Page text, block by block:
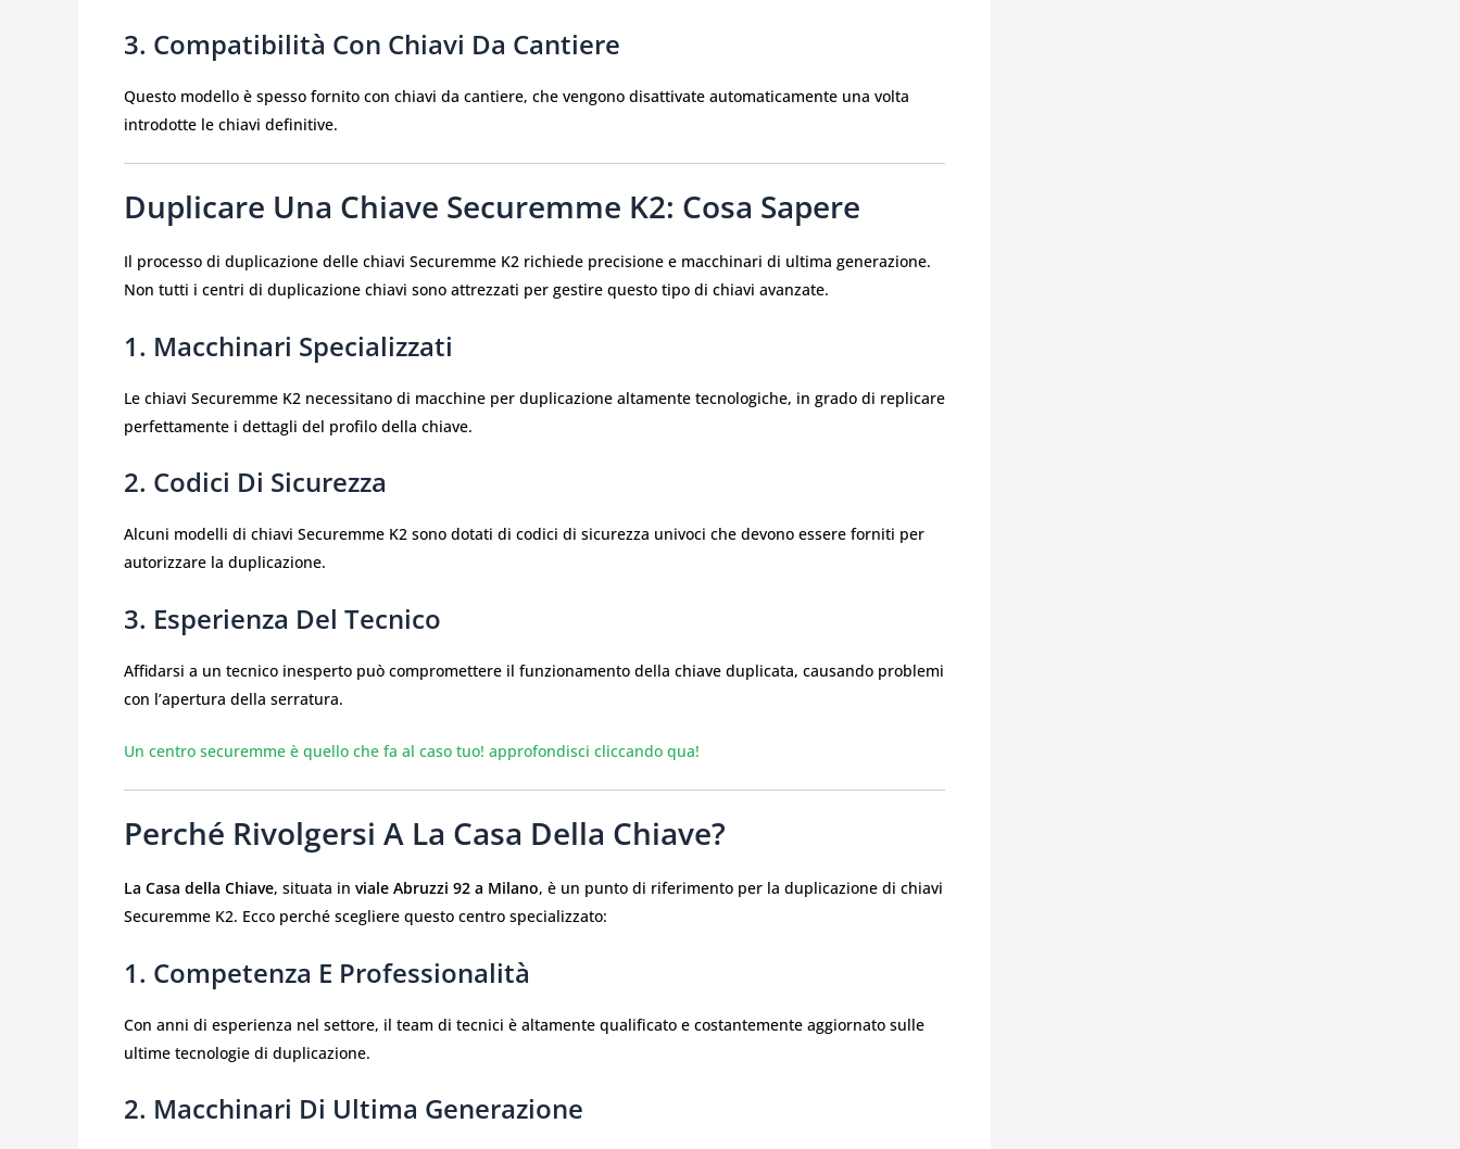
3. Compatibilità Con Chiavi Da Cantiere
Questo modello è spesso fornito con chiavi da cantiere, che vengono disattivate automaticamente una volta
introdotte le chiavi definitive.
Duplicare Una Chiave Securemme K2: Cosa Sapere
Il processo di duplicazione delle chiavi Securemme K2 richiede precisione e macchinari di ultima generazione.
Non tutti i centri di duplicazione chiavi sono attrezzati per gestire questo tipo di chiavi avanzate.
1. Macchinari Specializzati
Le chiavi Securemme K2 necessitano di macchine per duplicazione altamente tecnologiche, in grado di replicare
perfettamente i dettagli del profilo della chiave.
2. Codici Di Sicurezza
Alcuni modelli di chiavi Securemme K2 sono dotati di codici di sicurezza univoci che devono essere forniti per
autorizzare la duplicazione.
3. Esperienza Del Tecnico
Affidarsi a un tecnico inesperto può compromettere il funzionamento della chiave duplicata, causando problemi
con l’apertura della serratura.
Un centro securemme è quello che fa al caso tuo! approfondisci cliccando qua!
Perché Rivolgersi A La Casa Della Chiave?
La Casa della Chiave, situata in viale Abruzzi 92 a Milano, è un punto di riferimento per la duplicazione di chiavi
Securemme K2. Ecco perché scegliere questo centro specializzato:
1. Competenza E Professionalità
Con anni di esperienza nel settore, il team di tecnici è altamente qualificato e costantemente aggiornato sulle
ultime tecnologie di duplicazione.
2. Macchinari Di Ultima Generazione